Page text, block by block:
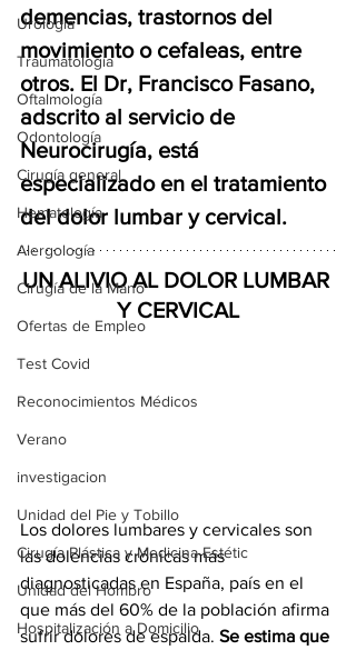
Urología
Traumatología
Oftalmología
Odontología
Cirugía general
Hematología
Alergología
Cirugía de la Mano
Ofertas de Empleo
Test Covid
Reconocimientos Médicos
Verano
investigacion
Unidad del Pie y Tobillo
Cirugía Plástica y Medicina Estétic
Unidad del Hombro
Hospitalización a Domicilio
demencias, trastornos del
movimiento o cefaleas, entre
otros. El Dr, Francisco Fasano,
adscrito al servicio de
Neurocirugía, está
especializado en el tratamiento
del dolor lumbar y cervical.
UN ALIVIO AL DOLOR LUMBAR
Y CERVICAL
Los dolores lumbares y cervicales son
las dolencias crónicas más
diagnosticadas en España, país en el
que más del 60% de la población afirma
sufrir dolores de espalda. Se estima que